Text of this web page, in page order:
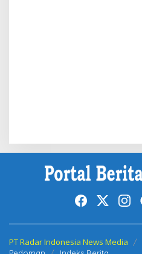
PT Radar Indonesia News Media